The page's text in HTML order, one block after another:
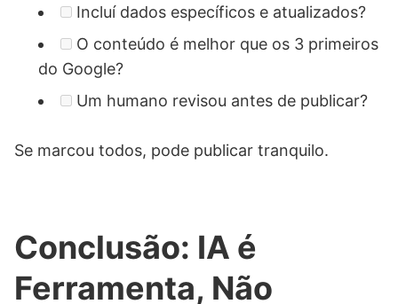
Incluí dados específicos e atualizados?
O conteúdo é melhor que os 3 primeiros
do Google?
Um humano revisou antes de publicar?
Se marcou todos, pode publicar tranquilo.
Conclusão: IA é
Ferramenta, Não